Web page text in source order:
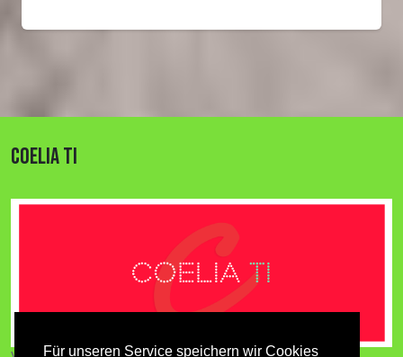
Für unseren Service speichern wir Cookies
COELIA TI